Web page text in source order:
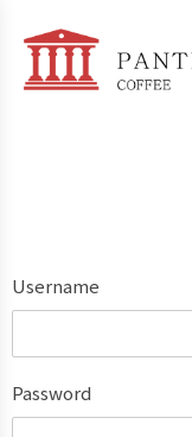
Username
Password